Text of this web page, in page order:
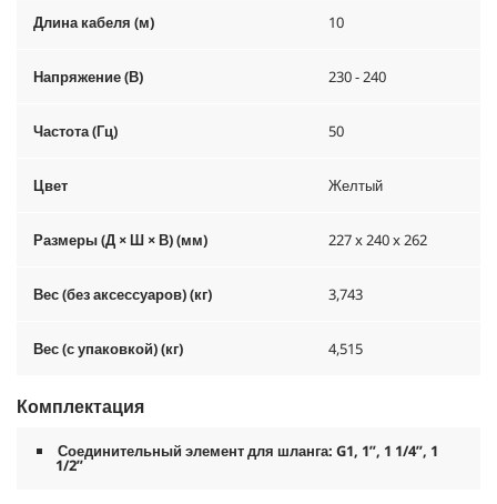
Длина кабеля (м) 10
Напряжение (В) 230 - 240
Частота (Гц) 50
Цвет Желтый
Размеры (Д × Ш × В) (мм) 227 x 240 x 262
Вес (без аксессуаров) (кг) 3,743
Вес (с упаковкой) (кг) 4,515
Комплектация
Соединительный элемент для шланга: G1, 1”, 1 1/4”, 1
1/2”